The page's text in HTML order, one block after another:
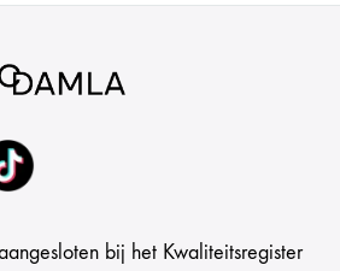
bij het Kwaliteitsregister